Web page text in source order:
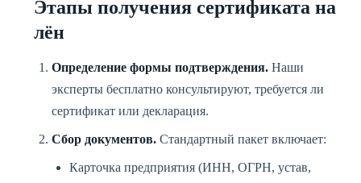
Этапы получения сертификата на
лён
Определение формы подтверждения. Наши
эксперты бесплатно консультируют, требуется ли
сертификат или декларация.
Сбор документов. Стандартный пакет включает:
Карточка предприятия (ИНН, ОГРН, устав,